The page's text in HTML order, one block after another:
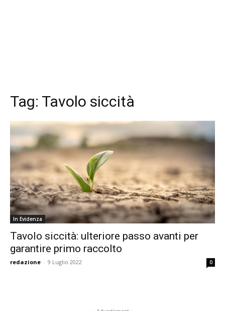
Tag: Tavolo siccità
In Evidenza
Tavolo siccità: ulteriore passo avanti per
garantire primo raccolto
redazione - 9 Luglio 2022 0